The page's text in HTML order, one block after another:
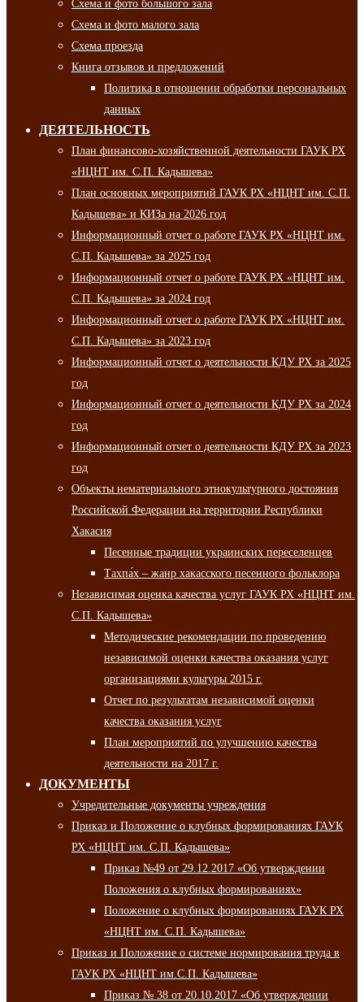
Схема и фото большого зала
Схема и фото малого зала
Схема проезда
Книга отзывов и предложений
Политика в отношении обработки персональных
данных
ДЕЯТЕЛЬНОСТЬ
План финансово-хозяйственной деятельности ГАУК РХ
«НЦНТ им. С.П. Кадышева»
План основных мероприятий ГАУК РХ «НЦНТ им. С.П.
Кадышева» и КИЗа на 2026 год
Информационный отчет о работе ГАУК РХ «НЦНТ им.
С.П. Кадышева» за 2025 год
Информационный отчет о работе ГАУК РХ «НЦНТ им.
С.П. Кадышева» за 2024 год
Информационный отчет о работе ГАУК РХ «НЦНТ им.
С.П. Кадышева» за 2023 год
Информационный отчет о деятельности КДУ РХ за 2025
год
Информационный отчет о деятельности КДУ РХ за 2024
год
Информационный отчет о деятельности КДУ РХ за 2023
год
Объекты нематериального этнокультурного достояния
Российской Федерации на территории Республики
Хакасия
Песенные традиции украинских переселенцев
Тахпа́х – жанр хакасского песенного фольклора
Независимая оценка качества услуг ГАУК РХ «НЦНТ им.
С.П. Кадышева»
Методические рекомендации по проведению
независимой оценки качества оказания услуг
организациями культуры 2015 г.
Отчет по результатам независимой оценки
качества оказания услуг
План мероприятий по улучшению качества
деятельности на 2017 г.
ДОКУМЕНТЫ
Учредительные документы учреждения
Приказ и Положение о клубных формированиях ГАУК
РХ «НЦНТ им. С.П. Кадышева»
Приказ №49 от 29.12.2017 «Об утверждении
Положения о клубных формированиях»
Положение о клубных формированиях ГАУК РХ
«НЦНТ им. С.П. Кадышева»
Приказ и Положение о системе нормирования труда в
ГАУК РХ «НЦНТ им.С.П. Кадышева»
Приказ № 38 от 20.10.2017 «Об утверждении